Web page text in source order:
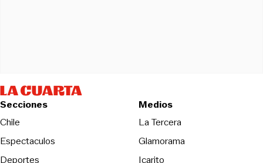
Secciones
Chile
Espectaculos
Deportes
Medios
La TerceraOpens in new
Glamorama
Icarito